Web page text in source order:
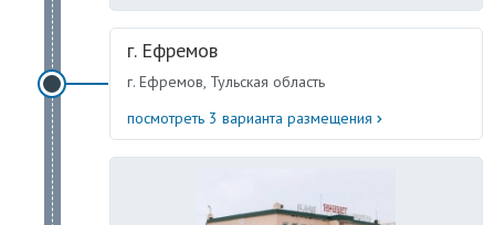
г. Ефремов
г. Ефремов, Тульская область
посмотреть 3 варианта размещения